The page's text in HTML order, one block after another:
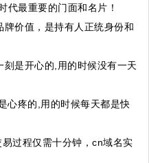
代最重要的门面和名片！
价值，是持有人正统身份和
是开心的,用的时候没有一天
心疼的,用的时候每天都是快
易过程仅需十分钟，cn域名实